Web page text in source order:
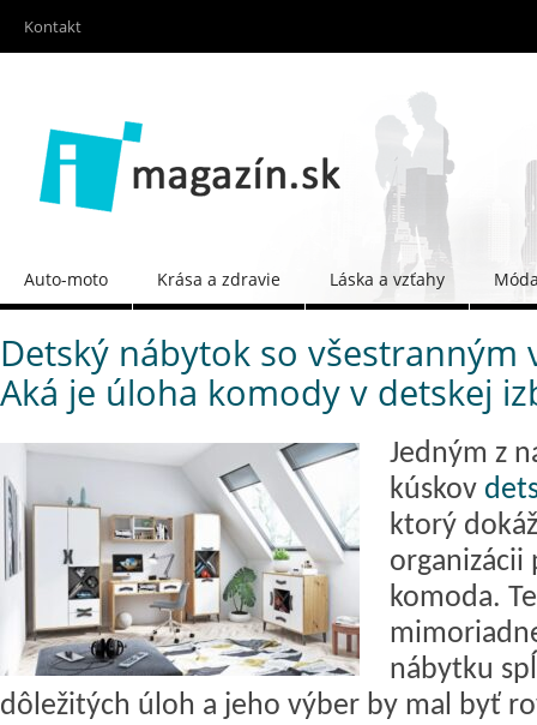
Kontakt
Auto-moto Krása a zdravie Láska a vzťahy
Detský nábytok so všestranným
Aká je úloha komody v detskej
Jedným z
kúskov
ktorý
organizácii
komoda.
nábytku
dôležitých úloh a jeho výber by mal byť